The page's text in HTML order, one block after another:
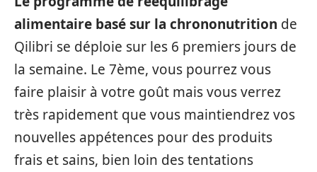
alimentaire basé sur la chrononutrition de
Qilibri se déploie sur les 6 premiers jours de
la semaine. Le 7ème, vous pourrez vous
faire plaisir à votre goût mais vous verrez
très rapidement que vous maintiendrez vos
nouvelles appétences pour des produits
frais et sains, bien loin des tentations